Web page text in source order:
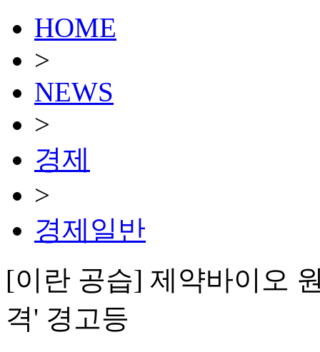
HOME
>
NEWS
>
경제
>
경제일반
[이란 공습] 제약바이오
격' 경고등